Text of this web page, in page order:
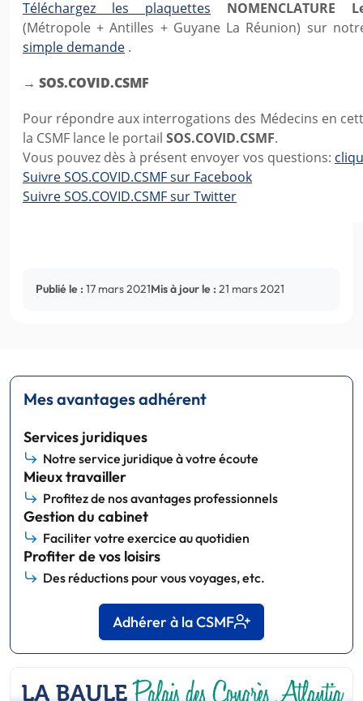
Téléchargez les plaquettes
NOMENCLATURE
(Métropole + Antilles + Guyane La Réunion) sur
simple demande .
→ SOS.COVID.CSMF
Pour répondre aux interrogations des Médecins en
la CSMF lance le portail SOS.COVID.CSMF.
Vous pouvez dès à présent envoyer vos questions:
Suivre SOS.COVID.CSMF sur Facebook
Suivre SOS.COVID.CSMF sur Twitter
Publié le : 17 mars 2021Mis à jour le : 21 mars 2021
Mes avantages adhérent
Services juridiques
Notre service juridique à votre écoute
Mieux travailler
Profitez de nos avantages professionnels
Gestion du cabinet
Faciliter votre exercice au quotidien
Profiter de vos loisirs
Des réductions pour vous voyages, etc.
Adhérer à la CSMF